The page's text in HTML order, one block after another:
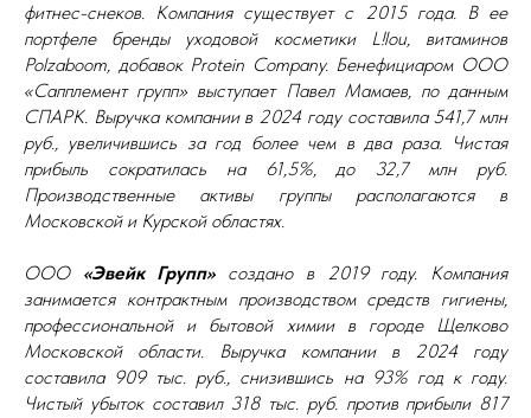
фитнес-снеков. Компания существует с 2015 года. В ее
портфеле бренды уходовой косметики L!lou, витаминов
Polzaboom, добавок Protein Company. Бенефициаром ООО
«Сапплемент групп» выступает Павел Мамаев, по данным
СПАРК. Выручка компании в 2024 году составила 541,7 млн
руб., увеличившись за год более чем в два раза. Чистая
прибыль сократилась на 61,5%, до 32,7 млн руб.
Производственные активы группы располагаются в
Московской и Курской областях.
ООО «Эвейк Групп»создано в 2019 году. Компания
занимается контрактным производством средств гигиены,
профессиональной и бытовой химии в городе Щелково
Московской области. Выручка компании в 2024 году
составила 909 тыс. руб., снизившись на 93% год к году.
Чистый убыток составил 318 тыс. руб. против прибыли 817